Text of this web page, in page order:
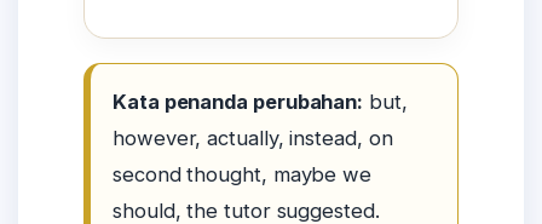
Kata penanda perubahan: but,
however, actually, instead, on
second thought, maybe we
should, the tutor suggested.